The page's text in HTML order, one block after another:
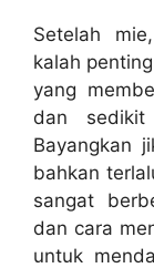
Setelah
kalah
yang
dan
Bayangkan
bahkan
sangat
dan cara
untuk